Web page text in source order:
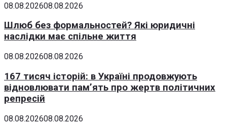
08.08.202608.08.2026
Шлюб без формальностей? Які юридичні
наслідки має спільне життя
08.08.202608.08.2026
167 тисяч історій: в Україні продовжують
відновлювати пам’ять про жертв політичних
репресій
08.08.202608.08.2026